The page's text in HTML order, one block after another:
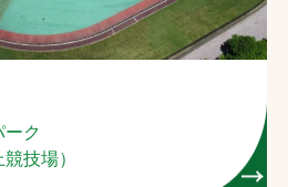
検索
ーク
技場）